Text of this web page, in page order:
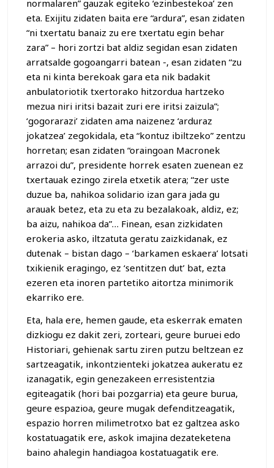
normalaren” gauzak egiteko ‘ezinbestekoa’ zen
eta. Exijitu zidaten baita ere “ardura”, esan zidaten
“ni txertatu banaiz zu ere txertatu egin behar
zara” – hori zortzi bat aldiz segidan esan zidaten
arratsalde gogoangarri batean -, esan zidaten “zu
eta ni kinta berekoak gara eta nik badakit
anbulatoriotik txertorako hitzordua hartzeko
mezua niri iritsi bazait zuri ere iritsi zaizula”;
‘gogorarazi’ zidaten ama naizenez ‘arduraz
jokatzea’ zegokidala, eta “kontuz ibiltzeko” zentzu
horretan; esan zidaten “oraingoan Macronek
arrazoi du”, presidente horrek esaten zuenean ez
txertauak ezingo zirela etxetik atera; “zer uste
duzue ba, nahikoa solidario izan gara jada gu
arauak betez, eta zu eta zu bezalakoak, aldiz, ez;
ba aizu, nahikoa da”… Finean, esan zizkidaten
erokeria asko, iltzatuta geratu zaizkidanak, ez
dutenak – bistan dago – ‘barkamen eskaera’ lotsati
txikienik eragingo, ez ‘sentitzen dut’ bat, ezta
ezeren eta inoren partetiko aitortza minimorik
ekarriko ere.
Eta, hala ere, hemen gaude, eta eskerrak ematen
dizkiogu ez dakit zeri, zorteari, geure buruei edo
Historiari, gehienak sartu ziren putzu beltzean ez
sartzeagatik, inkontzienteki jokatzea aukeratu ez
izanagatik, egin genezakeen erresistentzia
egiteagatik (hori bai pozgarria) eta geure burua,
geure espazioa, geure mugak defenditzeagatik,
espazio horren milimetrotxo bat ez galtzea asko
kostatuagatik ere, askok imajina dezateketena
baino ahalegin handiagoa kostatuagatik ere.